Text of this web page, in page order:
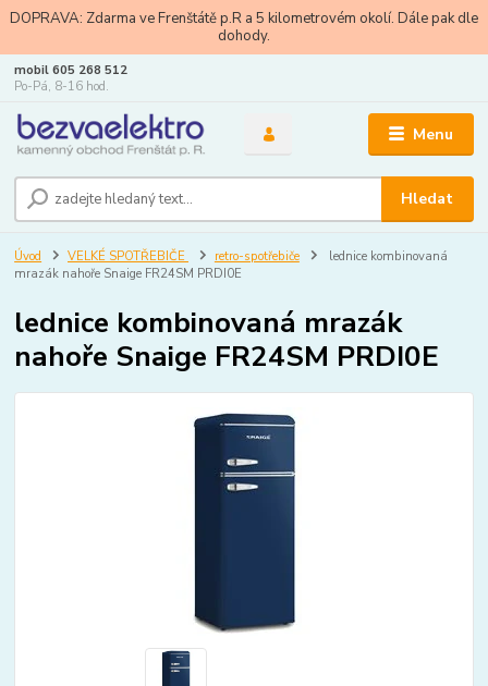
DOPRAVA: Zdarma ve Frenštátě p.R a 5 kilometrovém okolí. Dále pak dle
dohody.
Menu
Hledat
mobil 605 268 512
Po-Pá, 8-16 hod.
Úvod VELKÉ SPOTŘEBIČE retro-spotřebiče
lednice kombinovaná
mrazák nahoře Snaige FR24SM PRDI0E
lednice kombinovaná mrazák
nahoře Snaige FR24SM PRDI0E